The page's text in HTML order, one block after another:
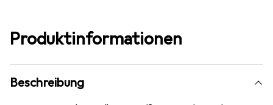
Produktinformationen
Beschreibung